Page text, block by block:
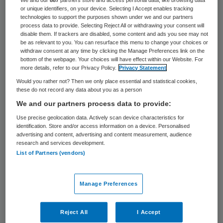
DSW-bestuursvoorzitter Chris Oomen zegt
in het magazine FEM graag het Reinier de
Graaf Gasthuis in een vereniging van
Delft
DSW kreeg pasgeleden groen licht van de
overheid om hetnoodlijdende Vlietland-
Delftse ziekenhuis heeft miljoenen verloren
bij het plannen van een ambitieus en duur
nieuwbouwproject. De bewoners van
or unique identifiers, on your device. Selecting I Accept enables tracking
technologies to support the purposes shown under we and our partners
process data to provide. Selecting Reject All or withdrawing your consent will
disable them. If trackers are disabled, some content and ads you see may not
be as relevant to you. You can resurface this menu to change your choices or
withdraw consent at any time by clicking the Manage Preferences link on the
bottom of the webpage. Your choices will have effect within our Website. For
more details, refer to our Privacy Policy.
Privacy Statement
Would you rather not? Then we only place essential and statistical cookies,
these do not record any data about you as a person
We and our partners process data to provide:
Use precise geolocation data. Actively scan device characteristics for
identification. Store and/or access information on a device. Personalised
advertising and content, advertising and content measurement, audience
research and services development.
List of Partners (vendors)
Manage Preferences
Reject All I Accept